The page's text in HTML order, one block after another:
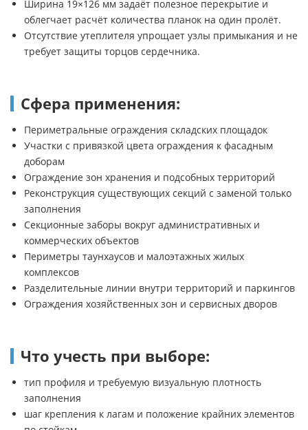
Ширина 19×126 мм задаёт полезное перекрытие и
облегчает расчёт количества планок на один пролёт.
Отсутствие утеплителя упрощает узлы примыкания и не
требует защиты торцов сердечника.
Сфера применения:
Периметральные ограждения складских площадок
Участки с привязкой цвета ограждения к фасадным
доборам
Ограждение зон хранения и подсобных территорий
Реконструкция существующих секций с заменой только
заполнения
Секционные заборы вокруг административных и
коммерческих объектов
Периметры таунхаусов и малоэтажных жилых
комплексов
Разделительные линии внутри территорий и паркингов
Ограждения хозяйственных зон и сервисных дворов
Что учесть при выборе:
тип профиля и требуемую визуальную плотность
заполнения
шаг крепления к лагам и положение крайних элементов